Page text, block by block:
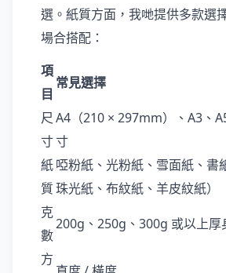
選。紙質方面，我哋提供多款選
場合搭配：
項
目
常見選擇
尺
寸
A4（210 × 297mm）、A3、
寸
紙
質
啞粉紙、光粉紙、雪面紙、書
珠光紙、布紋紙、羊皮紋紙）
克
數
200g、250g、300g 或以上厚
方